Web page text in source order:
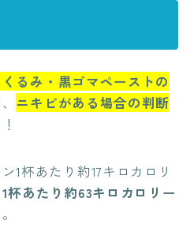
るみ・黒ゴマペーストの
ニキビがある場合の判断
1杯あたり約17キロカロリ
杯あたり約63キロカロリー